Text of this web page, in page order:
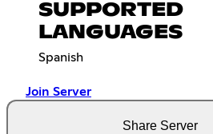
SUPPORTED
LANGUAGES
Spanish
Join Server
Share Server